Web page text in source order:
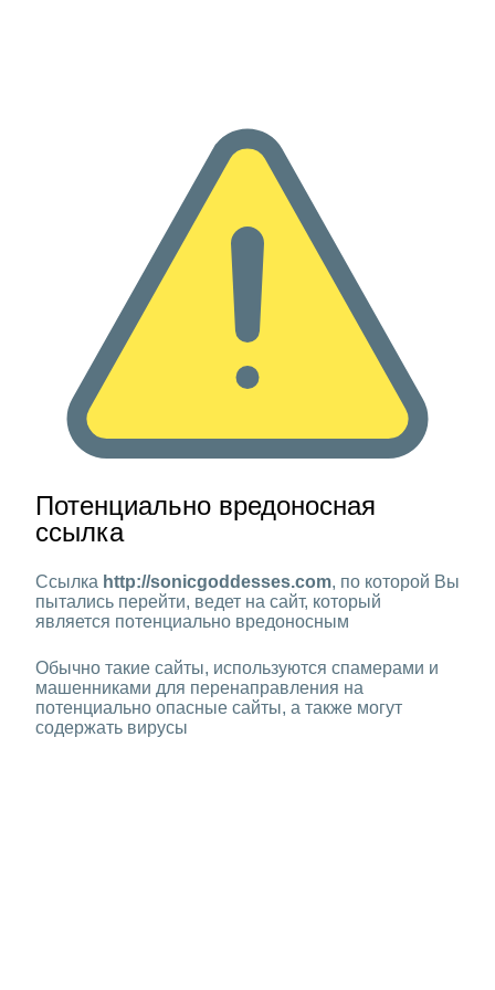
Потенциально вредоносная
ссылка
Ссылка http://sonicgoddesses.com, по которой Вы
пытались перейти, ведет на сайт, который
является потенциально вредоносным
Обычно такие сайты, используются спамерами и
машенниками для перенаправления на
потенциально опасные сайты, а также могут
содержать вирусы